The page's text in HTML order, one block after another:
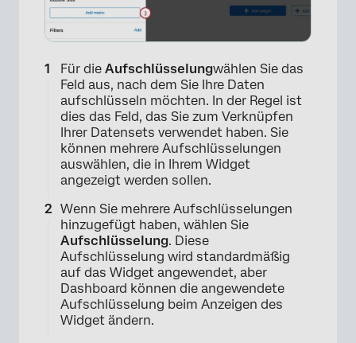
×
Für die Aufschlüsselungwählen Sie das
Feld aus, nach dem Sie Ihre Daten
aufschlüsseln möchten. In der Regel ist
dies das Feld, das Sie zum Verknüpfen
Ihrer Datensets verwendet haben. Sie
können mehrere Aufschlüsselungen
auswählen, die in Ihrem Widget
angezeigt werden sollen.
Wenn Sie mehrere Aufschlüsselungen
hinzugefügt haben, wählen Sie
Aufschlüsselung. Diese
Aufschlüsselung wird standardmäßig
auf das Widget angewendet, aber
Dashboard können die angewendete
Aufschlüsselung beim Anzeigen des
Widget ändern.